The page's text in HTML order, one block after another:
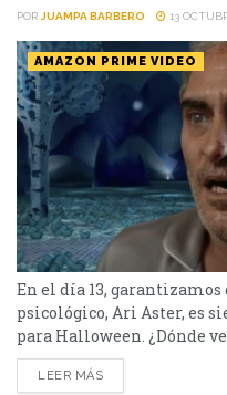
POR JUAMPA BARBERO 13
AMAZON PRIME VIDEO
En el día 13,
psicológico, Ari Aster, es
para Halloween. ¿Dónde
Prime Video. Ideal si te
Follows o Mulholland
LEER MÁS